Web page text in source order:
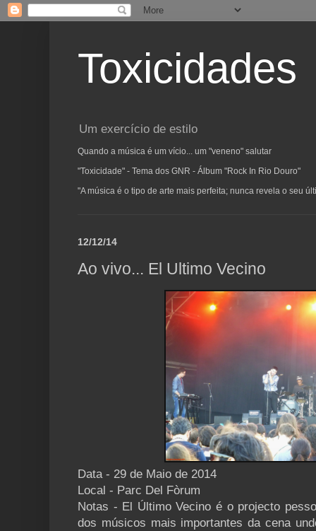
Toxicidades
Um exercício de estilo
Quando a música é um vício... um "veneno" salutar
"Toxicidade" - Tema dos GNR - Álbum "Rock In Rio Douro"
"A música é o tipo de arte mais perfeita; nunca revela o seu
12/12/14
Ao vivo... El Ultimo Vecino
Data - 29 de Maio de 2014
Local - Parc Del Fòrum
Notas - El Último Vecino é o projecto
dos músicos mais importantes da cena